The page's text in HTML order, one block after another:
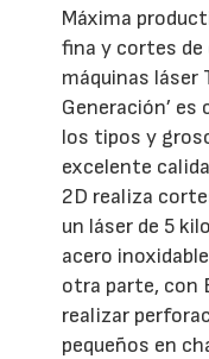
Máxima
fina y cortes de
máquinas láser
Generación’
los tipos y
excelente
2D realiza
un láser de 5
acero
otra parte, con
realizar
pequeños en